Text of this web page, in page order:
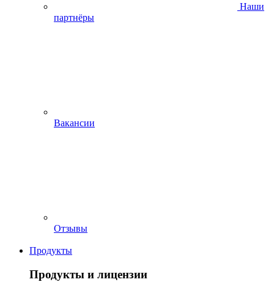
Наши
партнёры
Вакансии
Отзывы
Продукты
Продукты и лицензии